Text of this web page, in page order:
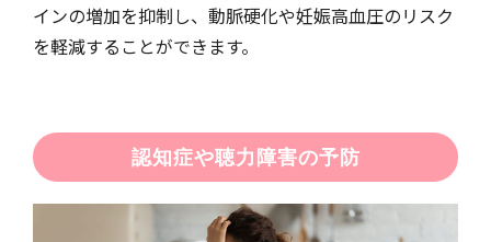
インの増加を抑制し、動脈硬化や妊娠高血圧のリスク
を軽減することができます。
認知症や聴力障害の予防